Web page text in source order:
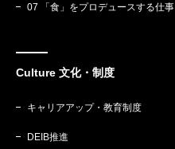
07 「食」をプロデュースする仕事
Culture 文化・制度
キャリアアップ・教育制度
DEIB推進